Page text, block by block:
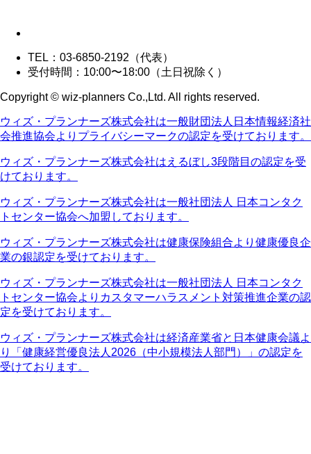
TEL：03-6850-2192（代表）
受付時間：10:00〜18:00（土日祝除く）
Copyright © wiz-planners Co.,Ltd. All rights reserved.
ウィズ・プランナーズ株式会社は一般財団法人日本情報経済社
会推進協会よりプライバシーマークの認定を受けております。
ウィズ・プランナーズ株式会社はえるぼし3段階目の認定を受
けております。
ウィズ・プランナーズ株式会社は一般社団法人 日本コンタク
トセンター協会へ加盟しております。
ウィズ・プランナーズ株式会社は健康保険組合より健康優良企
業の銀認定を受けております。
ウィズ・プランナーズ株式会社は一般社団法人 日本コンタク
トセンター協会よりカスタマーハラスメント対策推進企業の認
定を受けております。
ウィズ・プランナーズ株式会社は経済産業省と日本健康会議よ
り「健康経営優良法人2026（中小規模法人部門）」の認定を
受けております。